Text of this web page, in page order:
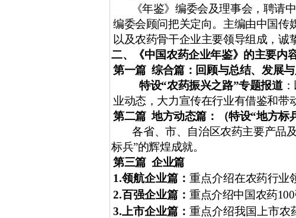
《年鉴》编委会及理事会，聘请
编委会顾问把关定向。主编由中国传
以及农药骨干企业主要领导组成，诚
二、《中国农药企业年鉴》的主要内
第一篇 综合篇：回顾与总结、发展
特设“农药振兴之路”专题报道：
业动态，大力宣传在行业有借鉴和带
第二篇 地方动态篇 ：（特设“地方标
各省、市、自治区农药主要产品
标兵”的辉煌成就。
第三篇 企业篇
1.领航企业篇： 重点介绍在农药行业
2.百强企业篇： 重点介绍中国农药100
3.上市企业篇： 重点介绍我国上市农